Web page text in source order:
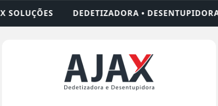
• DESENTUPIDORA • LIMPEZA DE FOSSA